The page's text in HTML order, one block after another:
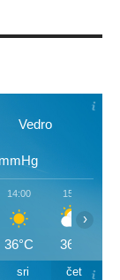
Vedro
mmHg
14:00
36°C
15:00
36°C
›
sri čet